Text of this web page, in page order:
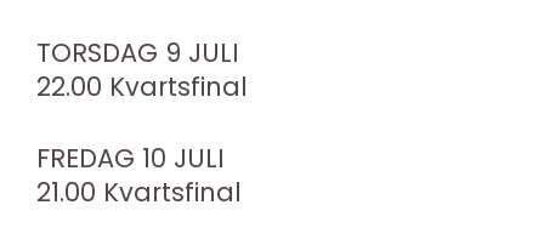
TORSDAG 9 JULI
22.00 Kvartsfinal
FREDAG 10 JULI
21.00 Kvartsfinal